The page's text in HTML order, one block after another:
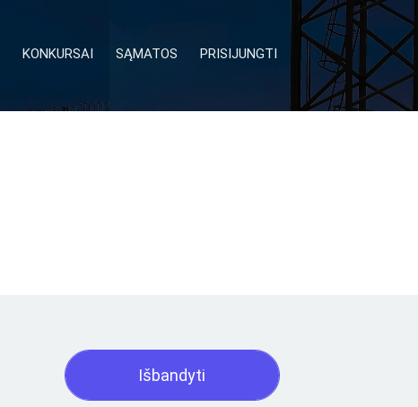
KONKURSAI SĄMATOS PRISIJUNGTI
Išbandyti